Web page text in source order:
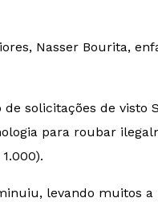
Nasser Bourita,
solicitações de
para roubar
levando muitos